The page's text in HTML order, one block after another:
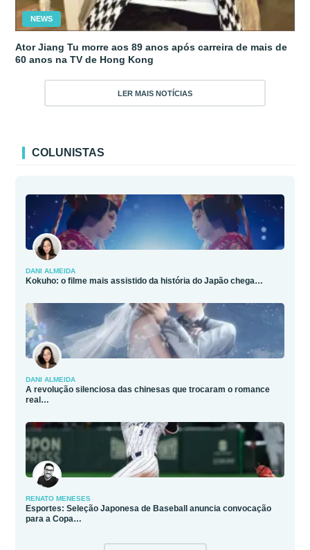
NEWS
Ator Jiang Tu morre aos 89 anos após carreira de mais de
60 anos na TV de Hong Kong
LER MAIS NOTÍCIAS
COLUNISTAS
DANI ALMEIDA
Kokuho: o filme mais assistido da história do Japão chega…
DANI ALMEIDA
A revolução silenciosa das chinesas que trocaram o romance
real…
RENATO MENESES
Esportes: Seleção Japonesa de Baseball anuncia convocação
para a Copa…